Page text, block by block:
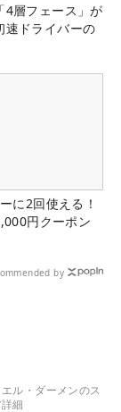
4層フェース」が
速ドライバーの
に2回使える！
円クーポン
by
ル・ダーメンのス
細